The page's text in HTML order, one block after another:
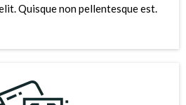
Quisque non pellentesque est.